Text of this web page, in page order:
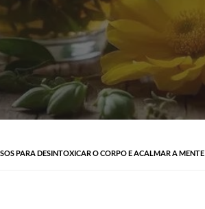
PARA DESINTOXICAR O CORPO E ACALMAR A MENTE